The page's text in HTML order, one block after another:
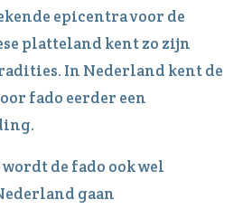
epicentra voor de
platteland kent zo zijn
In Nederland kent de
fado eerder een
wordt de fado ook wel
gaan